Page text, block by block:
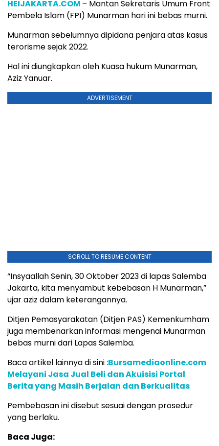
HEIJAKARTA.COM – Mantan Sekretaris Umum Front
Pembela Islam (FPI) Munarman hari ini bebas murni.
Munarman sebelumnya dipidana penjara atas kasus
terorisme sejak 2022.
Hal ini diungkapkan oleh Kuasa hukum Munarman,
Aziz Yanuar.
ADVERTISEMENT
SCROLL TO RESUME CONTENT
“Insyaallah Senin, 30 Oktober 2023 di lapas Salemba
Jakarta, kita menyambut kebebasan H Munarman,”
ujar aziz dalam keterangannya.
Ditjen Pemasyarakatan (Ditjen PAS) Kemenkumham
juga membenarkan informasi mengenai Munarman
bebas murni dari Lapas Salemba.
Baca artikel lainnya di sini :Bursamediaonline.com
Melayani Jasa Jual Beli dan Akuisisi Portal
Berita yang Masih Berjalan dan Berkualitas
Pembebasan ini disebut sesuai dengan prosedur
yang berlaku.
Baca Juga: